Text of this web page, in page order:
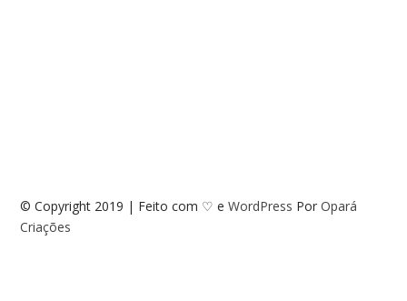
© Copyright 2019 | Feito com ♡ eWordPress PorOpará
Criações